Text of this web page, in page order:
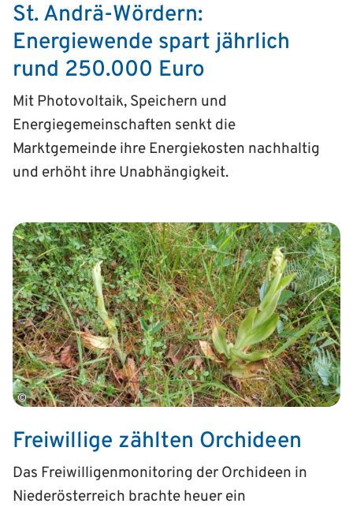
St. Andrä-Wördern:
Energiewende spart jährlich
rund 250.000 Euro
Mit Photovoltaik, Speichern und
Energiegemeinschaften senkt die
Marktgemeinde ihre Energiekosten nachhaltig
und erhöht ihre Unabhängigkeit.
©
Freiwillige zählten Orchideen
Das Freiwilligenmonitoring der Orchideen in
Niederösterreich brachte heuer ein